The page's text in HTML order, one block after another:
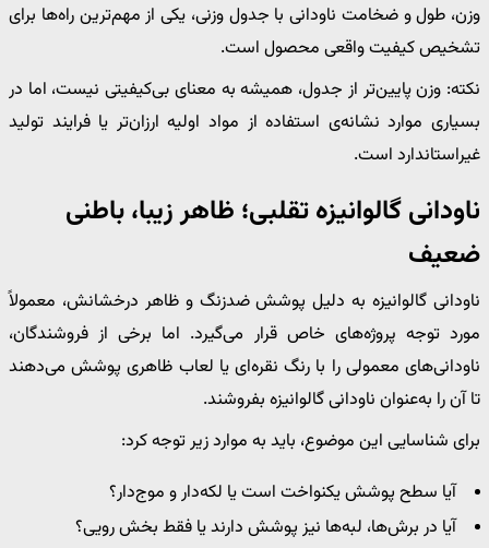
وزن، طول و ضخامت ناودانی با جدول وزنی، یکی از مهم‌ترین راه‌ها برای
تشخیص کیفیت واقعی محصول است.
نکته: وزن پایین‌تر از جدول، همیشه به معنای بی‌کیفیتی نیست، اما در
بسیاری موارد نشانه‌ی استفاده از مواد اولیه ارزان‌تر یا فرایند تولید
غیراستاندارد است.
ناودانی گالوانیزه تقلبی؛ ظاهر زیبا، باطنی
ضعیف
ناودانی گالوانیزه به دلیل پوشش ضدزنگ و ظاهر درخشانش، معمولاً
مورد توجه پروژه‌های خاص قرار می‌گیرد. اما برخی از فروشندگان،
ناودانی‌های معمولی را با رنگ نقره‌ای یا لعاب ظاهری پوشش می‌دهند
تا آن را به‌عنوان ناودانی گالوانیزه بفروشند.
برای شناسایی این موضوع، باید به موارد زیر توجه کرد:
آیا سطح پوشش یکنواخت است یا لکه‌دار و موج‌دار؟
آیا در برش‌ها، لبه‌ها نیز پوشش دارند یا فقط بخش رویی؟